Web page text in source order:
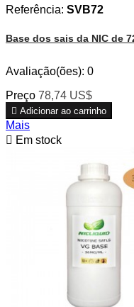
Referência: SVB72
Base dos sais da NIC de
Avaliação(ões): 0
Preço 78,74 US$
 Adicionar ao carrinho
Mais
 Em stock